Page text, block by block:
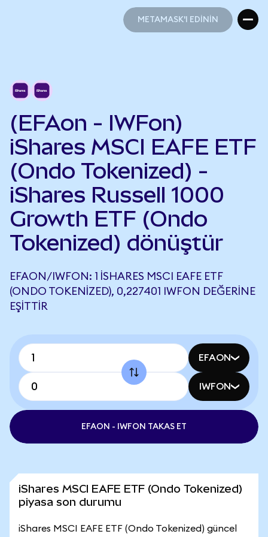
METAMASK'I EDİNİN
(EFAon - IWFon)
iShares MSCI EAFE ETF
(Ondo Tokenized) -
iShares Russell 1000
Growth ETF (Ondo
Tokenized) dönüştür
EFAON/IWFON: 1 ISHARES MSCI EAFE ETF
(ONDO TOKENIZED), 0,227401 IWFON DEĞERINE
EŞITTIR
EFAON
IWFON
EFAON - IWFON TAKAS ET
iShares MSCI EAFE ETF (Ondo Tokenized)
piyasa son durumu
iShares MSCI EAFE ETF (Ondo Tokenized) güncel